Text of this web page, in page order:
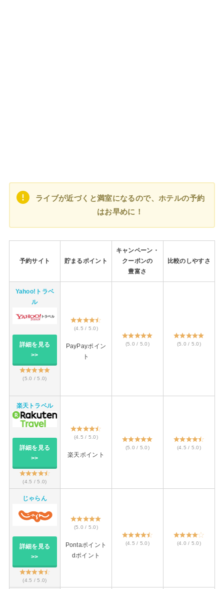
ライブが近づくと満室になるので、ホテルの予約
はお早めに！
予約サイト 貯まるポイント
キャンペーン・
クーポンの
豊富さ
比較のしやすさ
Yahoo!トラベ
ル
詳細を見る
>>
(5.0 / 5.0)
(4.5 / 5.0)
PayPayポイン
ト
(5.0 / 5.0) (5.0 / 5.0)
楽天トラベル
詳細を見る
>>
(4.5 / 5.0)
(4.5 / 5.0)
楽天ポイント
(5.0 / 5.0) (4.5 / 5.0)
じゃらん
詳細を見る
>>
(4.5 / 5.0)
(5.0 / 5.0)
Pontaポイント
dポイント
(4.5 / 5.0) (4.0 / 5.0)